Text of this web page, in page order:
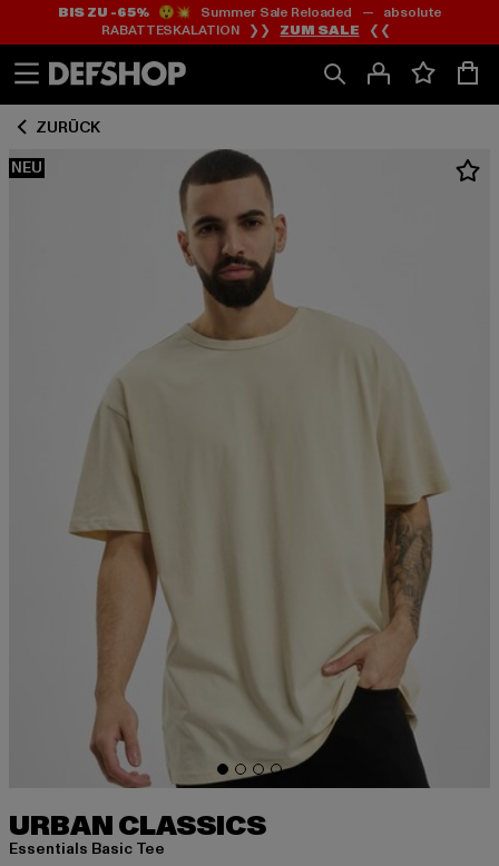
Zum
Inhalt
springen
Zum
Fußzeile
springen
BIS ZU -65%😲💥 Summer Sale Reloaded — absolute
RABATTESKALATION ❯❯ ZUM SALE ❮❮
ZURÜCK
NEU
URBAN CLASSICS
Essentials Basic Tee